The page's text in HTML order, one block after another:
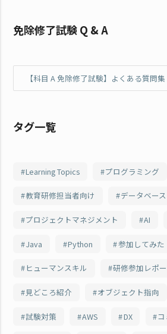
免除修了試験 Q & A
【科目 A 免除修了試験】よくある質問集
タグ一覧
Learning Topics プログラミング
教育研修担当者向け データベース
プロジェクトマネジメント AI
Java Python 参加してみた
ヒューマンスキル 研修参加レポ
見どころ紹介 オブジェクト指向
試験対策 AWS DX